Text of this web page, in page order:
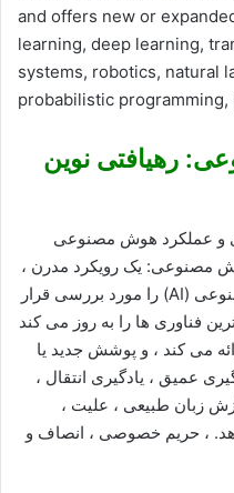
and offers new or
learning, deep learning,
systems, robotics, natural
probabilistic programming,
رهیافتی نوین
و عملکرد هوش مصنوعی
مصنوعی: یک رویکرد مدرن ،
وسعت و عمق کامل حوزه هوش مصنوعی (AI) را مورد بررسی قرار
جدیدترین فناوری ها را به روز می کند
می کند ، و پوشش جدید یا
عمیق ، یادگیری انتقال ،
زبان طبیعی ، علیت ،
دهد. ، حریم خصوصی ، انصاف و